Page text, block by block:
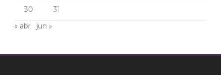
30
31
« abr
jun »